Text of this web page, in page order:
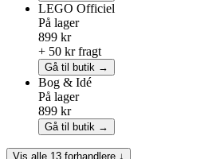
LEGO Officiel
På lager
899 kr
+ 50 kr fragt
Gå til butik →
Bog & Idé
På lager
899 kr
Gå til butik →
Vis alle 13 forhandlere ↓